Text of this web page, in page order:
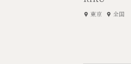
東京 全国